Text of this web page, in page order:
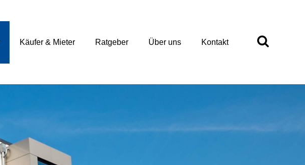
Käufer & Mieter Ratgeber Über uns Kontakt